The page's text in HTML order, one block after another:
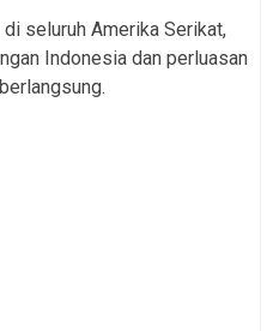
seluruh Amerika Serikat,
Indonesia dan perluasan